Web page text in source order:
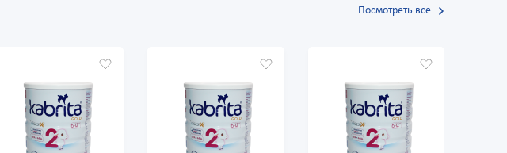
Посмотреть все